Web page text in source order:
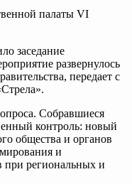
палаты VI
заседание
развернулось
передает с
Собравшиеся
контроль: новый
общества и органов
и
при региональных и